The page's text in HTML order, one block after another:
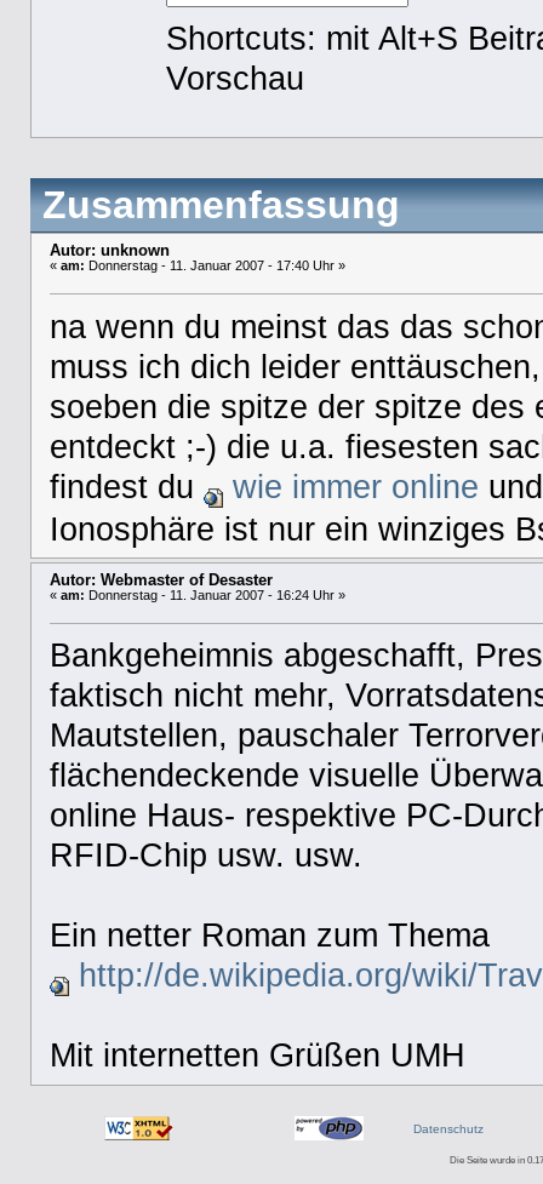
Shortcuts: mit Alt+S
Vorschau
Zusammenfassung
Autor: unknown
« am: Donnerstag - 11. Januar 2007 - 17:40 Uhr »
na wenn du meinst das das
muss ich dich leider
soeben die spitze der spitze des
entdeckt ;-) die u.a. fiesesten
findest du
wie immer online
Ionosphäre ist nur ein winziges
Autor: Webmaster of Desaster
« am: Donnerstag - 11. Januar 2007 - 16:24 Uhr »
Bankgeheimnis abgeschafft,
faktisch nicht mehr,
Mautstellen, pauschaler
flächendeckende visuelle
online Haus- respektive PC-
RFID-Chip usw. usw.
Ein netter Roman zum Thema
http://de.wikipedia.org/wiki/
Mit internetten Grüßen UMH
Datenschutz
Die Seite wurde in